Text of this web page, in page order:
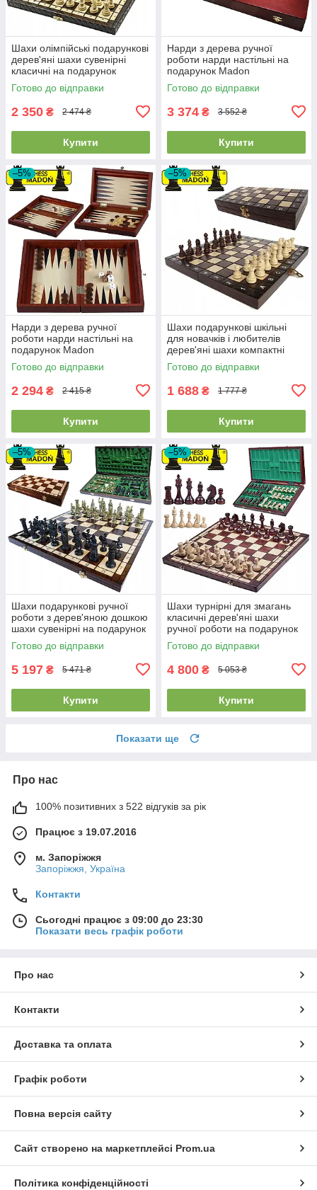
Шахи олімпійські подарункові
дерев'яні шахи сувенірні
класичні на подарунок
MADON OLYMPIC (35x35см)
Готово до відправки
2 350 ₴ 2 474 ₴
Купити
Нарди з дерева ручної
роботи нарди настільні на
подарунок Madon
Backgammon Duze розмір 48
х 57 см вага 2 кг
Готово до відправки
3 374 ₴ 3 552 ₴
Купити
–5%
Нарди з дерева ручної
роботи нарди настільні на
подарунок Madon
Backgammon Male розмір 28
х 33 см вага 700 г
Готово до відправки
2 294 ₴ 2 415 ₴
Купити
–5%
Шахи подарункові шкільні
для новачків і любителів
дерев'яні шахи компактні
MADON SZKOLNE (27x27см)
Готово до відправки
1 688 ₴ 1 777 ₴
Купити
–5%
Шахи подарункові ручної
роботи з дерев'яною дошкою
шахи сувенірні на подарунок
MADON SPARTA (48x48см)
Готово до відправки
5 197 ₴ 5 471 ₴
Купити
–5%
Шахи турнірні для змагань
класичні дерев'яні шахи
ручної роботи на подарунок
MADON №8 (54x54см)
Готово до відправки
4 800 ₴ 5 053 ₴
Купити
Показати ще
Про нас
100% позитивних з 522 відгуків за рік
Працює з 19.07.2016
м. Запоріжжя
Запоріжжя, Україна
Контакти
Сьогодні працює з 09:00 до 23:30
Показати весь графік роботи
Про нас
Контакти
Доставка та оплата
Графік роботи
Повна версія сайту
Сайт створено на маркетплейсі Prom.ua
Політика конфіденційності